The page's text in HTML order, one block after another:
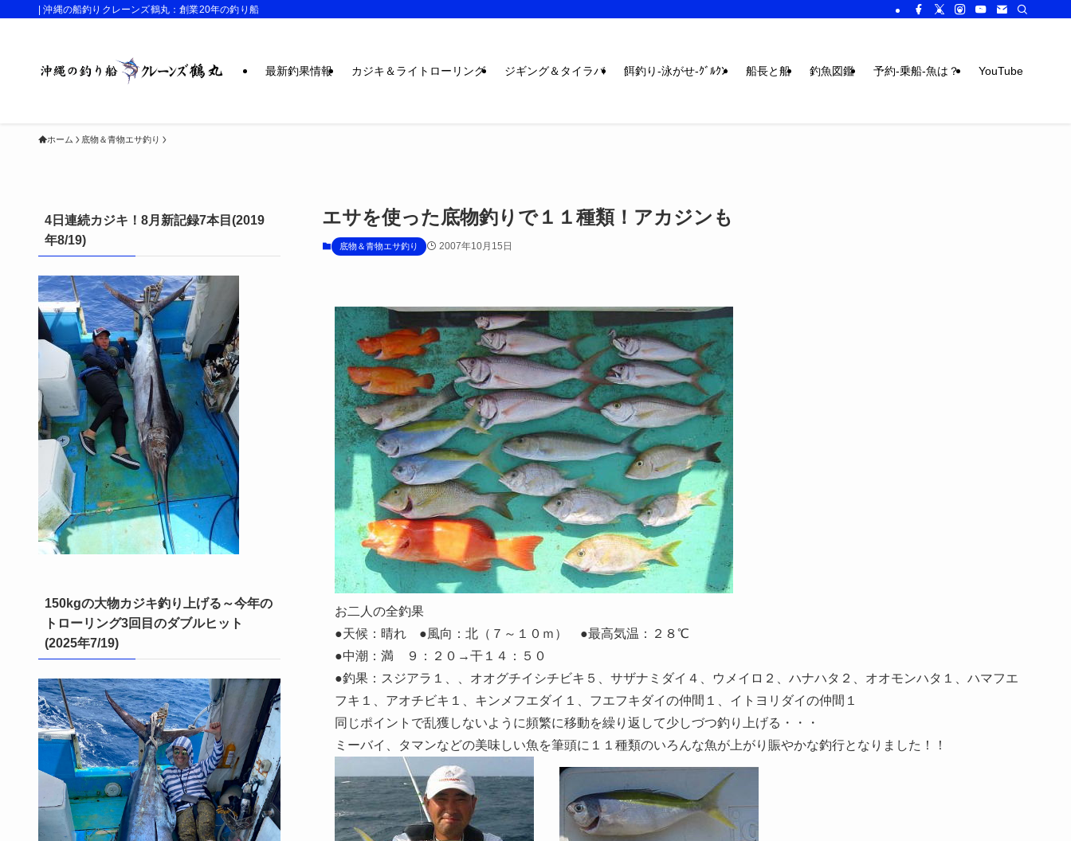
| 沖縄の船釣りクレーンズ鶴丸：創業20年の釣り船
最新釣果情報 カジキ＆ライトローリング ジギング＆タイラバ 餌釣り-泳がせ-ｸﾞﾙｸﾝ 船長と船 釣魚図鑑 予約-乗船-魚は？ YouTube
ホーム 底物＆青物エサ釣り
エサを使った底物釣りで１１種類！アカジンも
底物＆青物エサ釣り 2007年10月15日
お二人の全釣果
●天候：晴れ ●風向：北（７～１０ｍ） ●最高気温：２８℃
●中潮：満 ９：２０→干１４：５０
●釣果：スジアラ１、、オオグチイシチビキ５、サザナミダイ４、ウメイロ２、ハナハタ２、オオモンハタ１、ハマフエ
フキ１、アオチビキ１、キンメフエダイ１、フエフキダイの仲間１、イトヨリダイの仲間１
同じポイントで乱獲しないように頻繁に移動を繰り返して少しづつ釣り上げる・・・
ミーバイ、タマンなどの美味しい魚を筆頭に１１種類のいろんな魚が上がり賑やかな釣行となりました！！
4日連続カジキ！8月新記録7本目(2019
年8/19)
150kgの大物カジキ釣り上げる～今年の
トローリング3回目のダブルヒット
(2025年7/19)